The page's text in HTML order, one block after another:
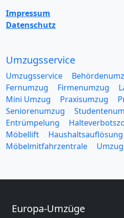
Impressum
Datenschutz
Umzugsservice
Umzugsservice
Fernumzug
Firmenumzug
Mini Umzug
Praxisumzug
Seniorenumzug
Entrümpelung
Möbellift
Haushaltsauflösung
Möbelmitfahrzentrale
Europa-Umzüge